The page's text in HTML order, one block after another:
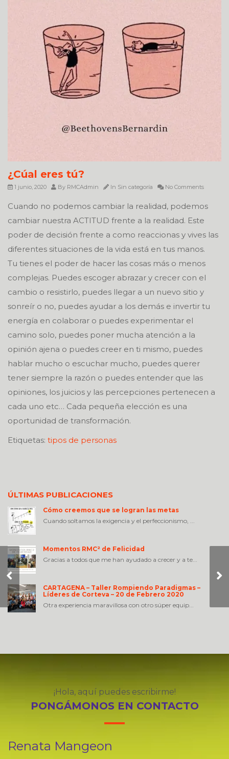
¿Cúal eres tú?
1 junio, 2020 By RMCAdmin In Sin categoría No Comments
Cuando no podemos cambiar la realidad, podemos
cambiar nuestra ACTITUD frente a la realidad. Este
poder de decisión frente a como reaccionas y vives las
diferentes situaciones de la vida está en tus manos.
Tu tienes el poder de hacer las cosas más o menos
complejas. Puedes escoger abrazar y crecer con el
cambio o resistirlo, puedes llegar a un nuevo sitio y
sonreír o no, puedes ayudar a los demás e invertir tu
energía en colaborar o puedes experimentar el
camino solo, puedes poner mucha atención a la
opinión ajena o puedes creer en ti mismo, puedes
hablar mucho o escuchar mucho, puedes querer
tener siempre la razón o puedes entender que las
opiniones, los juicios y las percepciones pertenecen a
cada uno etc… Cada pequeña elección es una
oportunidad de transformación.
Etiquetas: tipos de personas
ÚLTIMAS PUBLICACIONES
Cómo creemos que se logran las metas
Cuando soltamos la exigencia y el perfeccionismo, ...
Momentos RMC² de Felicidad
Gracias a todos que me han ayudado a crecer y a te...
CARTAGENA – Taller Rompiendo Paradigmas –
Líderes de Corteva – 20 de Febrero 2020
Otra experiencia maravillosa con otro súper equip...
Brillar vs. Iluminar
¡Hola, aquí puedes escribirme!
PONGÁMONOS EN CONTACTO
Renata Mangeon